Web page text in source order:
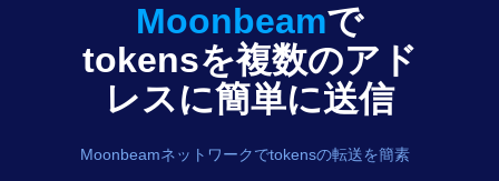
Moonbeamで
tokensを複数のアド
レスに簡単に送信
Moonbeamネットワークでtokensの転送を簡素